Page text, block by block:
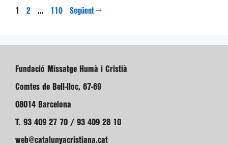
Pàgina
1 Pàgina
2 … Pàgina
110 Següent →
Fundació Missatge Humà i Cristià
Comtes de Bell-lloc, 67-69
08014 Barcelona
T. 93 409 27 70 / 93 409 28 10
web@catalunyacristiana.cat